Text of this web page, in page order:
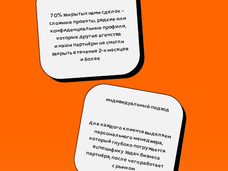
индивидуальный подход
для каждого клиента выделяем
персонального менеджера,
который глубоко погружается
в специфику задач бизнеса
партнёра, после чего работает
с рынком
70% закрытых нами сделок -
сложные проекты, редкие или
конфиденциальные профили,
которые другие агенства
и наши партнёры не смогли
закрыть в течение 2-х месяцев
и более